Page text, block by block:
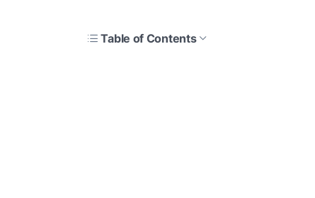
Table of Contents